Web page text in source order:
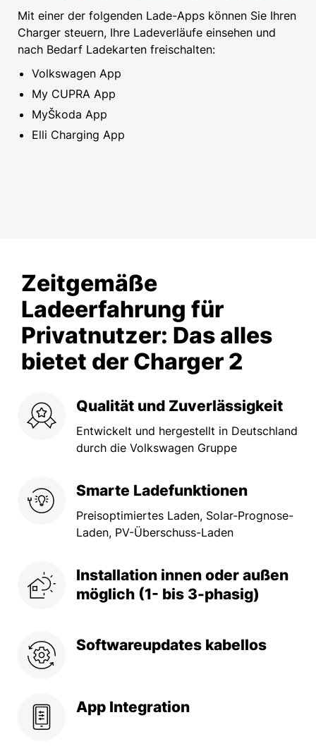
Mit einer der folgenden Lade-Apps können Sie Ihren
Charger steuern, Ihre Ladeverläufe einsehen und
nach Bedarf Ladekarten freischalten:
Volkswagen App
My CUPRA App
MyŠkoda App
Elli Charging App
Zeitgemäße
Ladeerfahrung für
Privatnutzer: Das alles
bietet der Charger 2
Qualität und Zuverlässigkeit
Entwickelt und hergestellt in Deutschland
durch die Volkswagen Gruppe
Smarte Ladefunktionen
Preisoptimiertes Laden, Solar-Prognose-
Laden, PV-Überschuss-Laden
Installation innen oder außen
möglich (1- bis 3-phasig)
Softwareupdates kabellos
App Integration